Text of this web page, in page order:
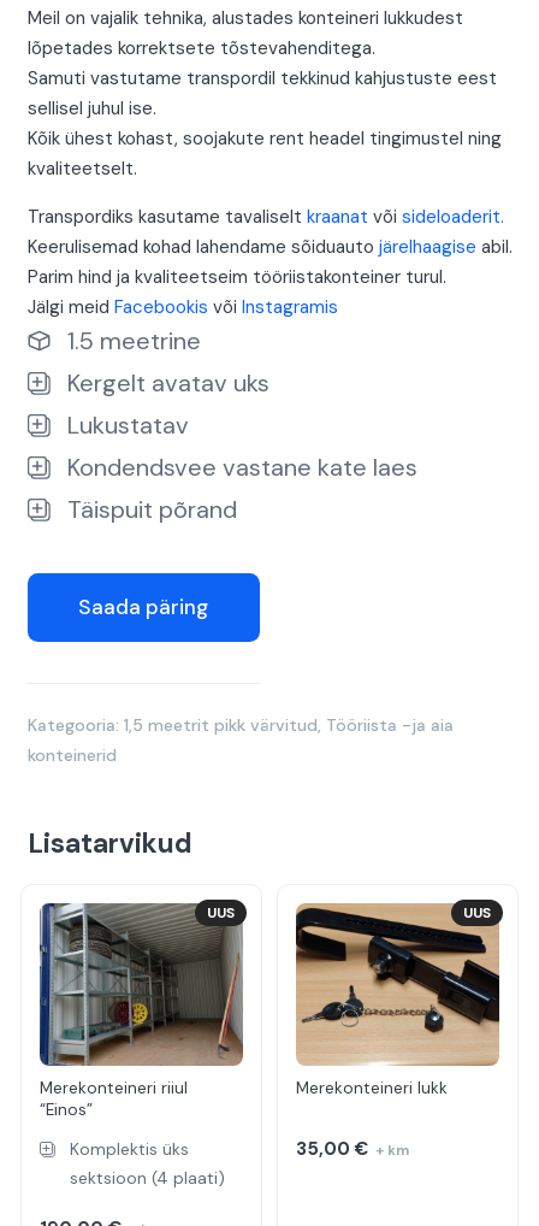
Meil on vajalik tehnika, alustades konteineri lukkudest
lõpetades korrektsete tõstevahenditega.
Samuti vastutame transpordil tekkinud kahjustuste eest
sellisel juhul ise.
Kõik ühest kohast, soojakute rent headel tingimustel ning
kvaliteetselt.
Transpordiks kasutame tavaliselt kraanat või sideloaderit.
Keerulisemad kohad lahendame sõiduauto järelhaagise abil.
Parim hind ja kvaliteetseim tööriistakonteiner turul.
Jälgi meid Facebookis või Instagramis
1.5 meetrine
Kergelt avatav uks
Lukustatav
Kondendsvee vastane kate laes
Täispuit põrand
Saada päring
Kategooria: 1,5 meetrit pikk värvitud, Tööriista -ja aia
konteinerid
Lisatarvikud
Merekonteineri riiul
“Einos”
Komplektis üks
sektsioon (4 plaati)
UUS
Merekonteineri lukk
35,00€ + km
UUS